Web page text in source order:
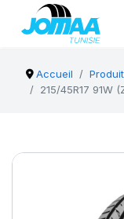
Accueil
215/45R17 91W